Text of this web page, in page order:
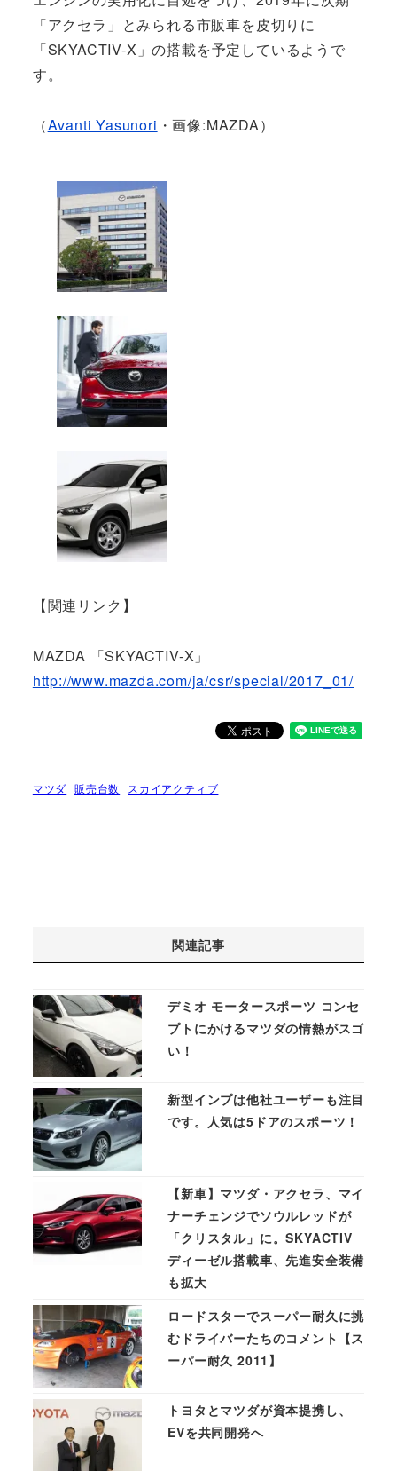
「アクセラ」とみられる市販車を皮切りに
「SKYACTIV-X」の搭載を予定しているようで
す。
（Avanti Yasunori ・画像:MAZDA）
【関連リンク】
MAZDA 「SKYACTIV-X」
http://www.mazda.com/ja/csr/special/2017_01/
マツダ 販売台数 スカイアクティブ
関連記事
デミオ モータースポーツ コンセ
プトにかけるマツダの情熱がスゴ
い！
新型インプは他社ユーザーも注目
です。人気は5ドアのスポーツ！
【新車】マツダ・アクセラ、マイ
ナーチェンジでソウルレッドが
「クリスタル」に。SKYACTIV
ディーゼル搭載車、先進安全装備
も拡大
ロードスターでスーパー耐久に挑
むドライバーたちのコメント【ス
ーパー耐久 2011】
トヨタとマツダが資本提携し、
EVを共同開発へ